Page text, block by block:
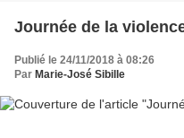
Journée de la
Publié le 24/11/2018 à 08:26
Par Marie-José Sibille